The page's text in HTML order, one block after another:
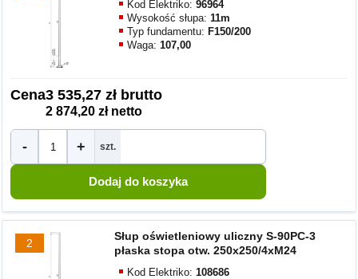
Kod Elektriko:96964
Wysokość słupa:11m
Typ fundamentu: F150/200
Waga:107,00
Cena3 535,27 zł brutto
2 874,20 zł netto
- + szt.
2
Słup oświetleniowy uliczny S-90PC-3
płaska stopa otw. 250x250/4xM24
Kod Elektriko:108686